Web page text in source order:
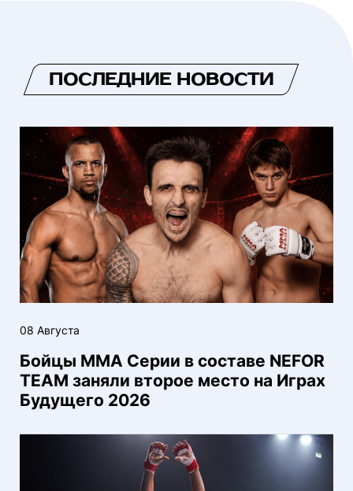
ПОСЛЕДНИЕ НОВОСТИ
08 Августа
Бойцы ММА Серии в составе NEFOR
TEAM заняли второе место на Играх
Будущего 2026